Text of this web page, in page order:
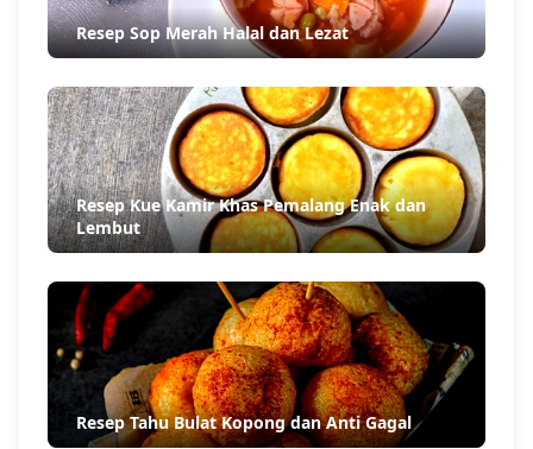
Resep Sop Merah Halal dan Lezat
Resep Kue Kamir Khas Pemalang Enak dan
Lembut
Resep Tahu Bulat Kopong dan Anti Gagal